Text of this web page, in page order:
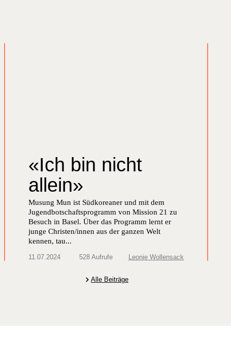
«Ich bin nicht
allein»
Musung Mun ist Südkoreaner und mit dem
Jugendbotschaftsprogramm von Mission 21 zu
Besuch in Basel. Über das Programm lernt er
junge Christen/innen aus der ganzen Welt
kennen, tau...
11.07.2024 528 Aufrufe Leonie Wollensack
Alle Beiträge